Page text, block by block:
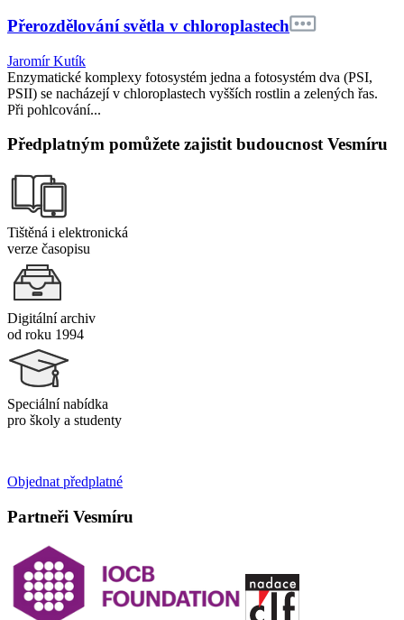
Přerozdělování světla v chloroplastech
Jaromír Kutík
Enzymatické komplexy fotosystém jedna a fotosystém dva (PSI,
PSII) se nacházejí v chloroplastech vyšších rostlin a zelených řas.
Při pohlcování...
Předplatným pomůžete zajistit budoucnost Vesmíru
Tištěná i elektronická
verze časopisu
Digitální archiv
od roku 1994
Speciální nabídka
pro školy a studenty
Objednat předplatné
Partneři Vesmíru